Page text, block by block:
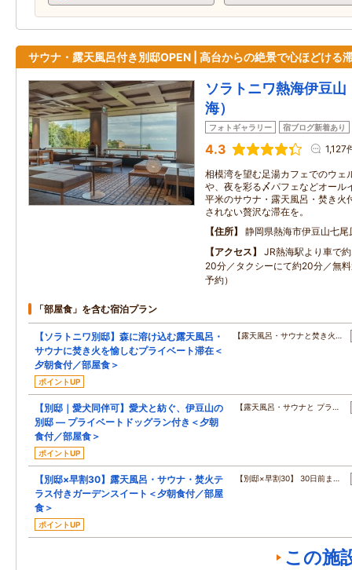
サウナ・露天風呂付き別邸OPEN | 高台からの絶景で心ほどける
ソラトニワ熱海伊豆
海）
フォトギャラリー 宿ブログ新着あり
4.3 1,127
相模湾を望む足湯カフェでのウェ
や、夜を彩る〆パフェなどオール
平米のサウナ・露天風呂・焚き火
されない贅沢な滞在を。
住所
静岡県熱海市伊豆山七
アクセス
JR熱海駅より車で
20分／タクシーにて約20分／無
予約）
「部屋食」を含む宿泊プラン
【ソラトニワ別邸】森に溶け込む露天風呂・
サウナに焚き火を愉しむプライベート滞在＜
夕朝食付／部屋食＞
ポイントUP
【露天風呂・サウナと焚き火…
【別邸｜愛犬同伴可】愛犬と紡ぐ、伊豆山の
別邸 ― プライベートドッグラン付き＜夕朝
食付／部屋食＞
ポイントUP
【露天風呂・サウナと プラ…
【別邸×早割30】露天風呂・サウナ・焚火テ
ラス付きガーデンスイート＜夕朝食付／部屋
食＞
ポイントUP
【別邸×早割30】 30日前ま…
この施